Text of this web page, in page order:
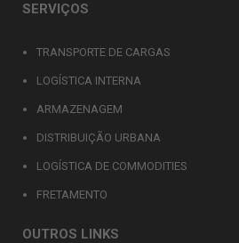
SERVIÇOS
TRANSPORTE DE CARGAS
LOGÍSTICA INTERNA
ARMAZENAGEM
DISTRIBUIÇÃO URBANA
LOGÍSTICA DE COMMODITIES
FRETAMENTO
OUTROS LINKS